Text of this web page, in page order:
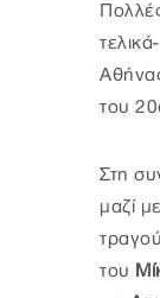
του
Στη
μαζί
του